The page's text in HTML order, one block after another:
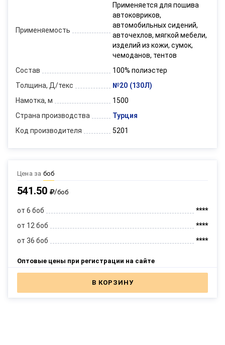
Применяемость
Применяется для пошива
автоковриков,
автомобильных сидений,
авточехлов, мягкой мебели,
изделий из кожи, сумок,
чемоданов, тентов
Состав
100% полиэстер
Толщина, Д/текс
№20 (130Л)
Намотка, м
1500
Страна производства
Турция
Код производителя
5201
Цена за боб
541.50 /боб
от 6 боб
****
от 12 боб
****
от 36 боб
****
Оптовые цены при регистрации на сайте
В КОРЗИНУ